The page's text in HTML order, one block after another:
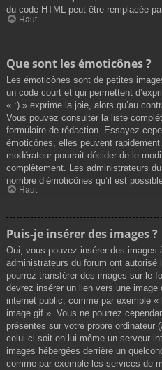
du code HTML peut être remplacée
Haut
Que sont les émoticônes ?
Les émoticônes sont de petites
un code court et qui permettent
« :) » exprime la joie, alors qu’au
Vous pouvez consulter la liste
formulaire de rédaction. Essayez
émoticônes, elles peuvent
modérateur pourrait décider de le
complètement. Les administrateurs
nombre d’émoticônes qu’il est
Haut
Puis-je insérer des images ?
Oui, vous pouvez insérer des images
administrateurs du forum ont autorisé
pourrez transférer des images sur le
devrez insérer un lien vers une
internet public, comme par exemple
image.gif ». Vous ne pourrez
présentes sur votre propre ordinateur
celui-ci soit en lui-même un serveur
images hébergées derrière un
comme par exemple les services de